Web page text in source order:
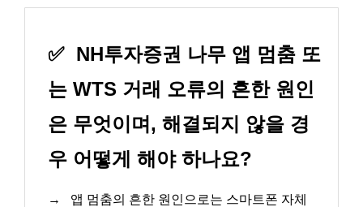
✅ NH투자증권 나무 앱 멈춤 또
는 WTS 거래 오류의 흔한 원인
은 무엇이며, 해결되지 않을 경
우 어떻게 해야 하나요?
→
앱 멈춤의 흔한 원인으로는 스마트폰 자체